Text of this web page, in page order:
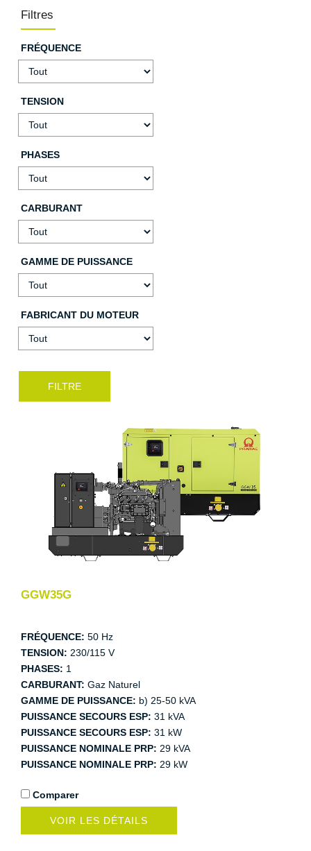
Filtres
FRÉQUENCE
TENSION
PHASES
CARBURANT
GAMME DE PUISSANCE
FABRICANT DU MOTEUR
GGW35G
FRÉQUENCE: 50 Hz
TENSION: 230/115 V
PHASES: 1
CARBURANT: Gaz Naturel
GAMME DE PUISSANCE: b) 25-50 kVA
PUISSANCE SECOURS ESP: 31 kVA
PUISSANCE SECOURS ESP: 31 kW
PUISSANCE NOMINALE PRP: 29 kVA
PUISSANCE NOMINALE PRP: 29 kW
Comparer
VOIR LES DÉTAILS